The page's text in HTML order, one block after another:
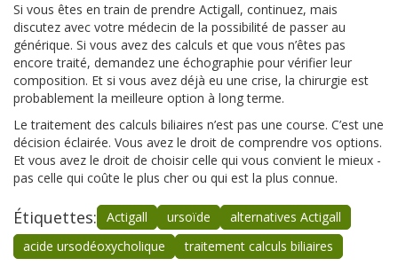
Si vous êtes en train de prendre Actigall, continuez, mais
discutez avec votre médecin de la possibilité de passer au
générique. Si vous avez des calculs et que vous n’êtes pas
encore traité, demandez une échographie pour vérifier leur
composition. Et si vous avez déjà eu une crise, la chirurgie est
probablement la meilleure option à long terme.
Le traitement des calculs biliaires n’est pas une course. C’est une
décision éclairée. Vous avez le droit de comprendre vos options.
Et vous avez le droit de choisir celle qui vous convient le mieux -
pas celle qui coûte le plus cher ou qui est la plus connue.
Étiquettes: Actigall ursoïde
alternatives Actigall
acide ursodéoxycholique
traitement calculs biliaires